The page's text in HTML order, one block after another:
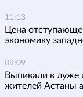
11:13
Цена
экономику
09:09
Выпивали в луже
жителей Астаны